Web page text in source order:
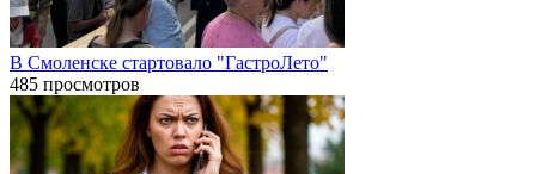
В Смоленске стартовало "ГастроЛето"
485 просмотров